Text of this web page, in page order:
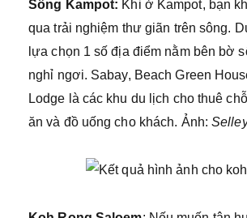
Sông Kampot: Khi ở Kampot, bạn
qua trải nghiệm thư giãn trên sông.
lựa chọn 1 số địa điểm nằm bên bờ
nghỉ ngơi. Sabay, Beach Green
Lodge là các khu du lịch cho thuê
ăn và đồ uống cho khách. Ảnh: